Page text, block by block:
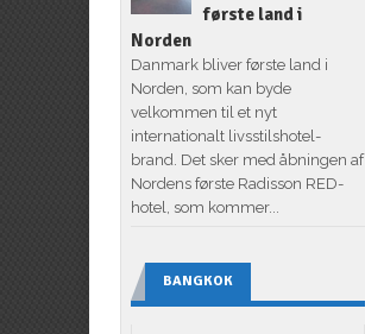
første land i
Norden
Danmark bliver første land i
Norden, som kan byde
velkommen til et nyt
internationalt livsstilshotel-
brand. Det sker med åbningen af
Nordens første Radisson RED-
hotel, som kommer...
BANGKOK